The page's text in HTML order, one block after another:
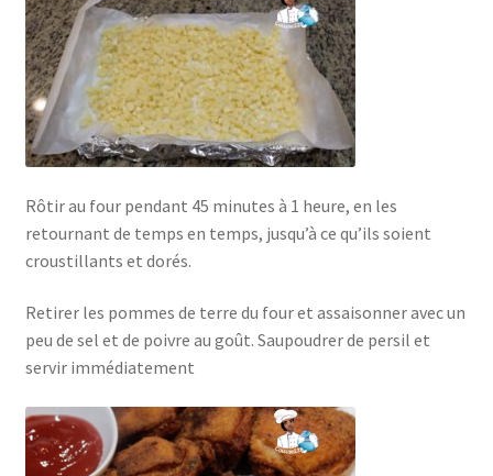
Rôtir au four pendant 45 minutes à 1 heure, en les
retournant de temps en temps, jusqu’à ce qu’ils soient
croustillants et dorés.
Retirer les pommes de terre du four et assaisonner avec un
peu de sel et de poivre au goût. Saupoudrer de persil et
servir immédiatement